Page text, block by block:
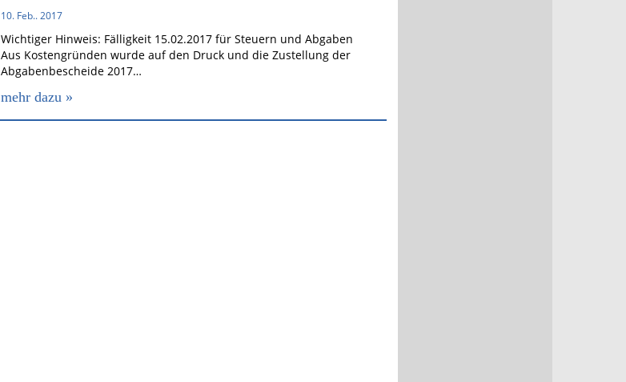
10. Feb.. 2017
Wichtiger Hinweis: Fälligkeit 15.02.2017 für Steuern und Abgaben
Aus Kostengründen wurde auf den Druck und die Zustellung der
Abgabenbescheide 2017…
mehr dazu »